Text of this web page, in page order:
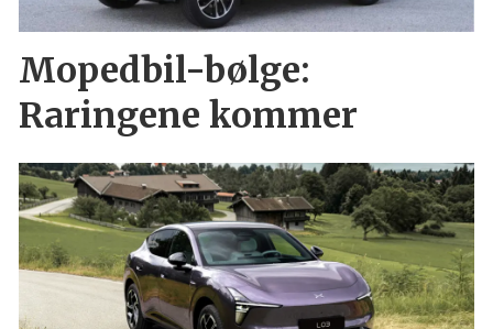
Mopedbil-bølge:
Raringene kommer